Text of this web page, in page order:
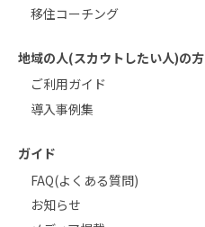
移住コーチング
地域の人(スカウトしたい人)の方
ご利用ガイド
導入事例集
ガイド
FAQ(よくある質問)
お知らせ